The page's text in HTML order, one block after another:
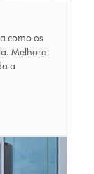
como os
Melhore
a